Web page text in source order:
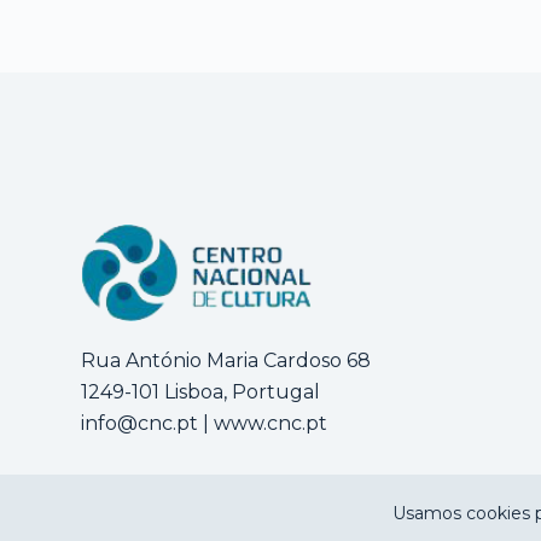
Rua António Maria Cardoso 68
1249-101 Lisboa, Portugal
info@cnc.pt
www.cnc.pt
Usamos cookies